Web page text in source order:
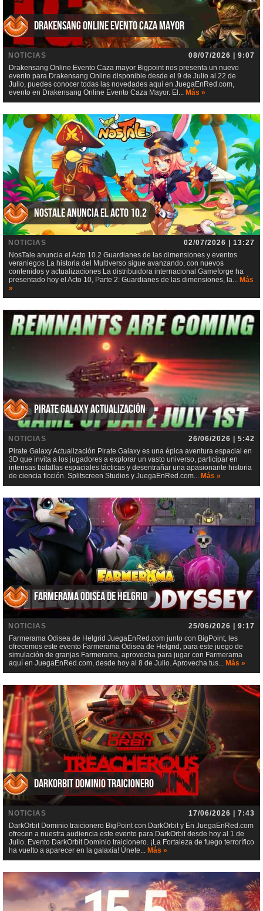
Drakensang Online Evento Caza mayor
NOTICIAS
08/07/2026 | 9:07
Drakensang Online Evento Caza mayor Bigpoint nos presenta un nuevo
evento para Drakensang Online disponible desde el 9 de Julio al 22 de
Julio, puedes conocer todas las novedades aquí en JuegaEnRed.com,
evento en Drakensang Online Evento Caza Mayor. El... Más »
NosTale anuncia el Acto 10.2
NOTICIAS
02/07/2026 | 13:27
NosTale anuncia el Acto 10.2 Guardianes de las dimensiones y eventos
veraniegos La historia del Multiverso sigue avanzando, con nuevos
contenidos y actualizaciones La distribuidora internacional Gameforge ha
presentado hoy el Acto 10, Parte 2: Guardianes de las dimensiones, la... Más
»
Pirate Galaxy Actualización
NOTICIAS
26/06/2026 | 5:42
Pirate Galaxy Actualización Pirate Galaxy es una épica aventura espacial en
3D que invita a los jugadores a explorar un vasto universo, participar en
intensas batallas espaciales tácticas y desentrañar una apasionante historia
de ciencia ficción. Splitscreen Studios y JuegaEnRed.com... Más »
Farmerama Odisea de Helgrid
NOTICIAS
25/06/2026 | 9:17
Farmerama Odisea de Helgrid JuegaEnRed.com junto con BigPoint, les
ofrecemos este evento Farmerama Odisea de Helgrid, para este juego de
simulación de granjas Farmerama, aprovecha para jugar con Farmerama
aquí en JuegaEnRed.com, desde hoy al 8 de Julio. Aprovecha tus... Más »
DarkOrbit Dominio traicionero
NOTICIAS
17/06/2026 | 7:43
DarkOrbit Dominio traicionero BigPoint con DarkOrbit y En JuegaEnRed.com
ofrecen a nuestra audiencia este evento para DarkOrbit desde hoy al 1 de
Julio. Evento DarkOrbit Dominio traicionero. ¡La Fortaleza de fuego terrorífico
ha vuelto a aparecer en la galaxia! Únete... Más »